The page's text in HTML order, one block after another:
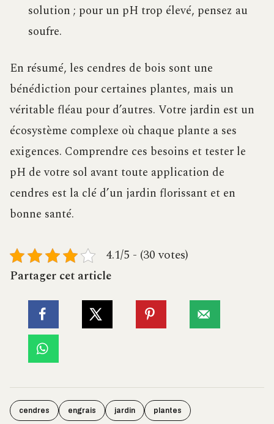
solution ; pour un pH trop élevé, pensez au
soufre.
En résumé, les cendres de bois sont une
bénédiction pour certaines plantes, mais un
véritable fléau pour d’autres. Votre jardin est un
écosystème complexe où chaque plante a ses
exigences. Comprendre ces besoins et tester le
pH de votre sol avant toute application de
cendres est la clé d’un jardin florissant et en
bonne santé.
4.1/5 - (30 votes)
Partager cet article
cendres engrais jardin plantes